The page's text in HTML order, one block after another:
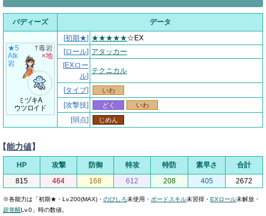
バディーズ データ
★5
Atk
岩
ミヅキA
ウツロイド
†毒岩
×地
[初期★] ★★★★★☆EX
[ロール] アタッカー
[EXロー
ル]
テクニカル
[タイプ] いわ
[攻撃技] どく いわ
[弱点] じめん
能力値】
HP 攻撃 防御 特攻 特防 素早さ
合計
815
464 168 612 208 405 2672
※各能力は「初期★・Lv.200(MAX)・ のびしろ未使用・ ボードスキル未習得・ EXロール未解放・
超覚醒Lv.0」時の数値。